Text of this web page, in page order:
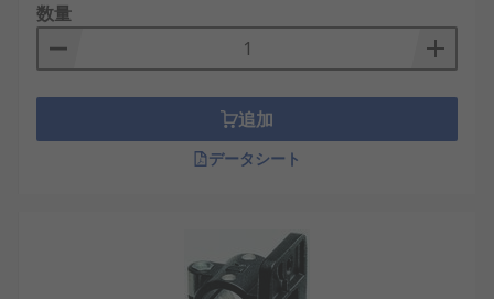
数量
追加
データシート